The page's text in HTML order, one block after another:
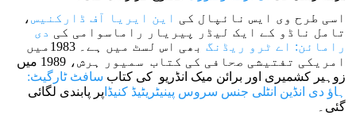
اسی طرح وی ایس نائپال کی این ایریا آف ڈارکنیس،
تامل ناڈو کے ایک لیڈر پیریار راماسوامی کی دی
رامائن: اے ٹرو ریڈنگ
بھی اس لسٹ میں ہے۔ 1983میں
امریکی تفتیشی صحافی کی کتاب سمیور ہرش، 1989 میں
زوہیر کشمیری اور برائن میک انڈریو کی کتاب سافٹ ٹارگیٹ:
ہاؤ دی انڈین انٹلی جنس سروس پینیٹریٹیڈ کنیڈا پر پابندی لگائی
گئی۔